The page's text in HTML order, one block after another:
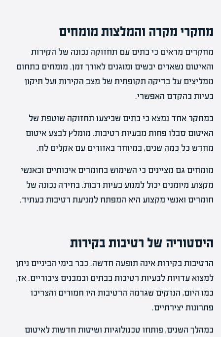
מחקרי מקרה והמלצות מומחים
מחקרים מראים כי בתים עם תחזוקה נכונה של הקירות
והאיטום נשארים יבשים ומוגנים לאורך זמן. מומחים בתחום
ממליצים על בדיקה תקופתית של מצב הקירות ועל תיקון
בעיות בהקדם האפשרי.
במחקר אחד נמצא כי בתים שביצעו תחזוקה שוטפת של
האיטום סבלו פחות מבעיות רטיבות. מומלץ לבצע איטום
מחדש כל כמה שנים, במיוחד באזורים עם אקלים לח.
מומחים גם מציינים כי השימוש בחומרים איכותיים ובאנשי
מקצוע מיומנים יכול למנוע בעיות רבות. בחירה נכונה של
חומרים ואנשי מקצוע היא המפתח למניעת רטיבות בעתיד.
היסטוריה של רטיבות בקירות
הרטיבות בקירות אינה תופעה חדשה. כבר בימי הביניים ניתן
למצוא עדויות לבעיות רטיבות בבתים ובמבנים ציבוריים. אז,
כמו היום, הנזקים שגרמה הרטיבות היו חמורים והצריכו
פתרונות יצירתיים.
במהלך השנים, פותחו טכנולוגיות ושיטות חדשות לאיטום